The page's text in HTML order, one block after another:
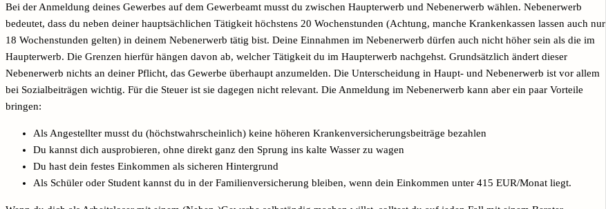
Bei der Anmeldung deines Gewerbes auf dem Gewerbeamt musst du zwischen Haupterwerb und Nebenerwerb wählen. Nebenerwerb
bedeutet, dass du neben deiner hauptsächlichen Tätigkeit höchstens 20 Wochenstunden (Achtung, manche Krankenkassen lassen auch nur
18 Wochenstunden gelten) in deinem Nebenerwerb tätig bist. Deine Einnahmen im Nebenerwerb dürfen auch nicht höher sein als die im
Haupterwerb. Die Grenzen hierfür hängen davon ab, welcher Tätigkeit du im Haupterwerb nachgehst. Grundsätzlich ändert dieser
Nebenerwerb nichts an deiner Pflicht, das Gewerbe überhaupt anzumelden. Die Unterscheidung in Haupt- und Nebenerwerb ist vor allem
bei Sozialbeiträgen wichtig. Für die Steuer ist sie dagegen nicht relevant. Die Anmeldung im Nebenerwerb kann aber ein paar Vorteile
bringen:
Als Angestellter musst du (höchstwahrscheinlich) keine höheren Krankenversicherungsbeiträge bezahlen
Du kannst dich ausprobieren, ohne direkt ganz den Sprung ins kalte Wasser zu wagen
Du hast dein festes Einkommen als sicheren Hintergrund
Als Schüler oder Student kannst du in der Familienversicherung bleiben, wenn dein Einkommen unter 415 EUR/Monat liegt.